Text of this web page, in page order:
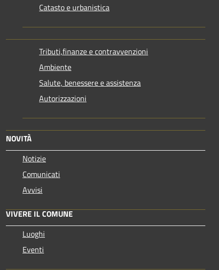
Catasto e urbanistica
Tributi,finanze e contravvenzioni
Ambiente
Salute, benessere e assistenza
Autorizzazioni
NOVITÀ
Notizie
Comunicati
Avvisi
VIVERE IL COMUNE
Luoghi
Eventi